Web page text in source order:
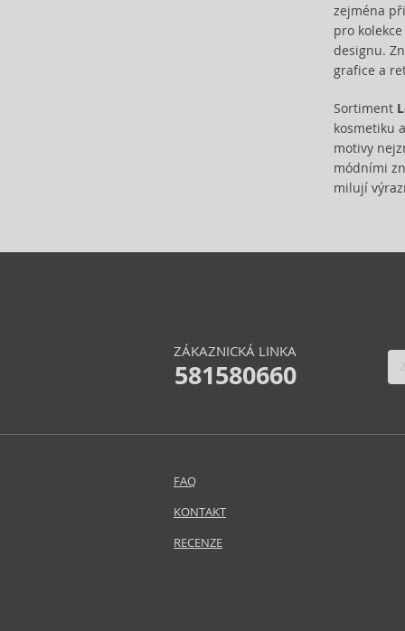
zejména
pro
designu.
grafice a
Sortiment
kosmetiku
motivy
módními
milují
Courreges (16)
ZÁKAZNICKÁ LINKA
581580660
FAQ
KONTAKT
RECENZE